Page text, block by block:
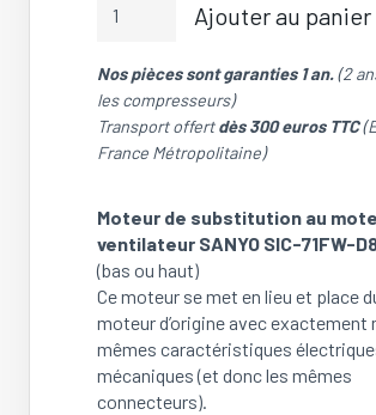
ventilateur
SIC-
71FW-
D890-
/
SIC-
71FW-
D890-
2A
/
SIC-
71FW-
Ajouter au panier
Nos pièces sont garanties 1 an.(2
les compresseurs)
Transport offertdès 300 euros TTC
France Métropolitaine)
Moteur de substitution au
ventilateur SANYO SIC-71FW-
(bas ou haut)
Ce moteur se met en lieu et place
moteur d’origine avec exactement
mêmes caractéristiques
mécaniques (et donc les mêmes
connecteurs).